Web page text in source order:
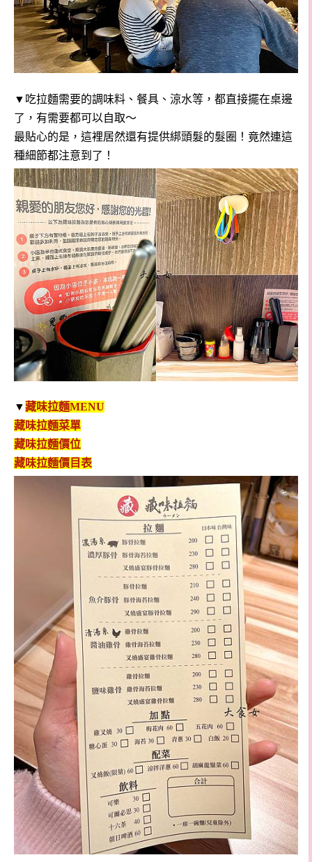
▼吃拉麵需要的調味料、餐具、涼水等，都直接擺在桌邊
了，有需要都可以自取～
最貼心的是，這裡居然還有提供綁頭髮的髮圈！竟然連這
種細節都注意到了！
▼藏味拉麵MENU
藏味拉麵菜單
藏味拉麵價位
藏味拉麵價目表